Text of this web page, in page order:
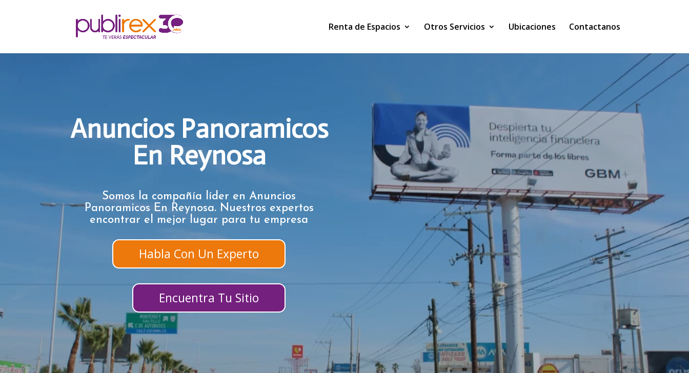
Renta de Espacios Otros Servicios Ubicaciones Contactanos
Anuncios Panoramicos
En Reynosa
Somos la compañía líder en Anuncios
Panoramicos En Reynosa. Nuestros expertos
encontrar el mejor lugar para tu empresa
Habla Con Un Experto
Encuentra Tu Sitio